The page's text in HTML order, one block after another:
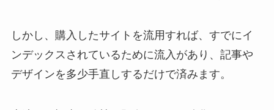
しかし、購入したサイトを流用すれば、すでにイ
ンデックスされているために流入があり、記事や
デザインを多少手直しするだけで済みます。